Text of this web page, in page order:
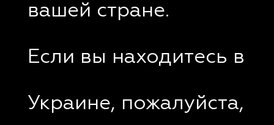
вашей стране.
Если вы находитесь в
Украине, пожалуйста,